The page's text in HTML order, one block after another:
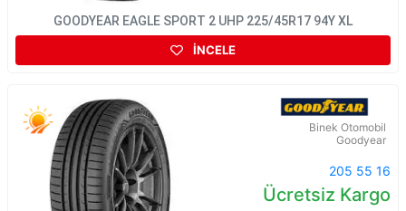
GOODYEAR EAGLE SPORT 2 UHP 225/45R17 94Y XL
İNCELE
Binek Otomobil
Goodyear
205 55 16
Ücretsiz Kargo